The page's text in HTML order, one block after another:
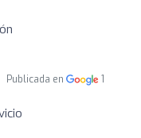
Publicada en
1